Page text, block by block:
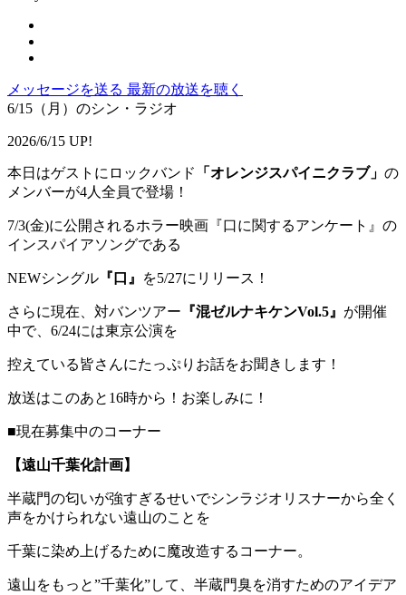
メッセージを送る 最新の放送を聴く
6/15（月）のシン・ラジオ
2026/6/15 UP!
本日はゲストにロックバンド 「オレンジスパイニクラブ」 の
メンバーが4人全員で登場！
7/3(金)に公開されるホラー映画『口に関するアンケート』の
インスパイアソングである
NEWシングル 『口』 を5/27にリリース！
さらに現在、対バンツアー 『混ゼルナキケンVol.5』 が開催
中で、6/24には東京公演を
控えている皆さんにたっぷりお話をお聞きします！
放送はこのあと16時から！お楽しみに！
■現在募集中のコーナー
【遠山千葉化計画】
半蔵門の匂いが強すぎるせいでシンラジオリスナーから全く
声をかけられない遠山のことを
千葉に染め上げるために魔改造するコーナー。
遠山をもっと”千葉化”して、半蔵門臭を消すためのアイデア